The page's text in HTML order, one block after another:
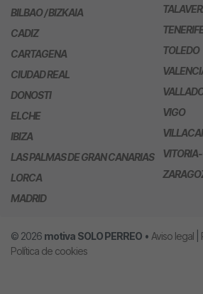
BILBAO / BIZKAIA
CADIZ
CARTAGENA
CIUDAD REAL
DONOSTI
ELCHE
IBIZA
LAS PALMAS DE GRAN CANARIAS
LORCA
MADRID
TOLEDO
VIGO
© 2026 motiva SOLO PERREO • Aviso legal
Política de cookies